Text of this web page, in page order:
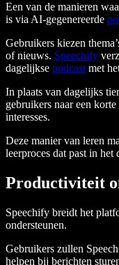
Een van de manieren
is via AI-gegenereerde
Gebruikers kiezen
of nieuws. Speechify
dagelijkse podcast met
In plaats van dagelijks
gebruikers naar een
interesses.
Deze manier van leren
leerproces dat past in het
Productiviteit
Speechify breidt het
ondersteunen.
Gebruikers zullen
helpen bij berichten